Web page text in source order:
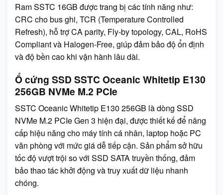
Ram SSTC 16GB được trang bị các tính năng như:
CRC cho bus ghi, TCR (Temperature Controlled
Refresh), hỗ trợ CA parity, Fly-by topology, CAL, RoHS
Compliant và Halogen-Free, giúp đảm bảo độ ổn định
và độ bền cao khi vận hành lâu dài.
Ổ cứng SSD SSTC Oceanic Whitetip E130
256GB NVMe M.2 PCIe
SSTC Oceanic Whitetip E130 256GB là dòng SSD
NVMe M.2 PCIe Gen 3 hiện đại, được thiết kế để nâng
cấp hiệu năng cho máy tính cá nhân, laptop hoặc PC
văn phòng với mức giá dễ tiếp cận. Sản phẩm sở hữu
tốc độ vượt trội so với SSD SATA truyền thống, đảm
bảo thao tác khởi động và truy xuất dữ liệu nhanh
chóng.